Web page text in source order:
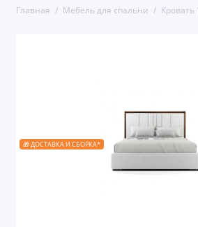
Главная Мебель для спальни Кровать
🎁 ДОСТАВКА И СБОРКА*